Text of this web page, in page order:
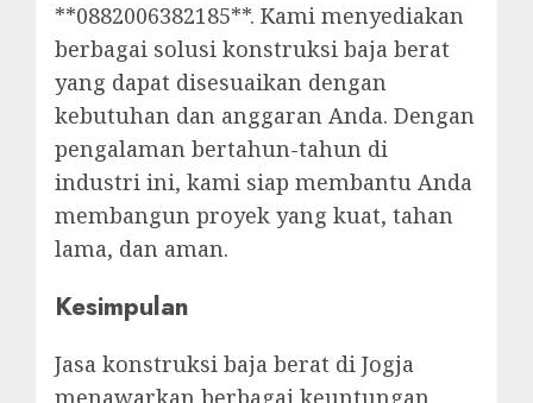
**0882006382185**. Kami menyediakan
berbagai solusi konstruksi baja berat
yang dapat disesuaikan dengan
kebutuhan dan anggaran Anda. Dengan
pengalaman bertahun-tahun di
industri ini, kami siap membantu Anda
membangun proyek yang kuat, tahan
lama, dan aman.
Kesimpulan
Jasa konstruksi baja berat di Jogja
menawarkan berbagai keuntungan